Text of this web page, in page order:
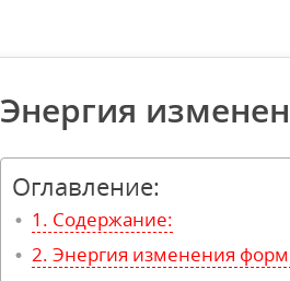
Энергия
Оглавление:
Содержание:
Энергия изменения